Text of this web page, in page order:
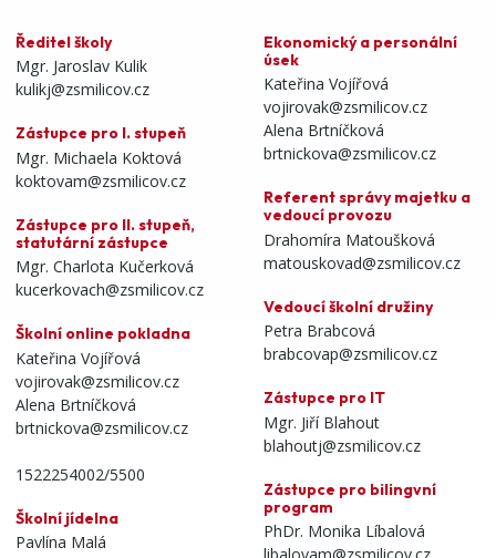
Ředitel školy
Mgr. Jaroslav Kulik
kulikj@zsmilicov.cz
Zástupce pro I. stupeň
Mgr. Michaela Koktová
koktovam@zsmilicov.cz
Zástupce pro II. stupeň,
statutární zástupce
Mgr. Charlota Kučerková
kucerkovach@zsmilicov.cz
Školní online pokladna
Kateřina Vojířová
vojirovak@zsmilicov.cz
Alena Brtníčková
brtnickova@zsmilicov.cz
1522254002/5500
Školní jídelna
Pavlína Malá
Ekonomický a personální
úsek
Kateřina Vojířová
vojirovak@zsmilicov.cz
Alena Brtníčková
brtnickova@zsmilicov.cz
Referent správy majetku a
vedoucí provozu
Drahomíra Matoušková
matouskovad@zsmilicov.cz
Vedoucí školní družiny
Petra Brabcová
brabcovap@zsmilicov.cz
Zástupce pro IT
Mgr. Jiří Blahout
blahoutj@zsmilicov.cz
Zástupce pro bilingvní
program
PhDr. Monika Líbalová